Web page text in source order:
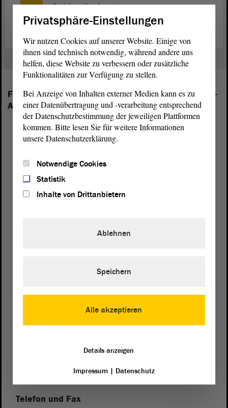
Zurück zur Landtagssitzung
Folgende Fraktionen sind im Landtag von Sachsen-
Anhalt vertreten:
39104 Magdeburg
Wegbeschreibung
Auf Google Maps
Telefon und Fax
Privatsphäre-Einstellungen
Wir nutzen Cookies auf unserer Website. Einige von
ihnen sind technisch notwendig, während andere uns
helfen, diese Website zu verbessern oder zusätzliche
Funktionalitäten zur Verfügung zu stellen.
Bei Anzeige von Inhalten externer Medien kann es zu
einer Datenübertragung und -verarbeitung entsprechend
der Datenschutzbestimmung der jeweiligen Plattformen
kommen. Bitte lesen Sie für weitere Informationen
unsere Datenschutzerklärung.
Notwendige Cookies
Statistik
Inhalte von Drittanbietern
Alle akzeptieren
Ablehnen
Speichern
Details anzeigen
Impressum| Datenschutz